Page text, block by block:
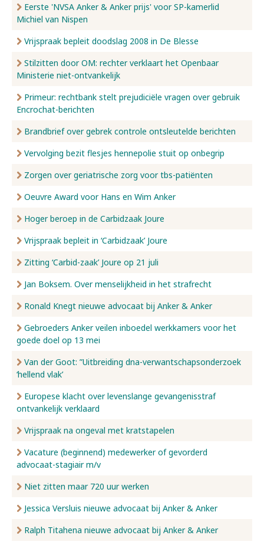
Eerste 'NVSA Anker & Anker prijs' voor SP-kamerlid
Michiel van Nispen
Vrijspraak bepleit doodslag 2008 in De Blesse
Stilzitten door OM: rechter verklaart het Openbaar
Ministerie niet-ontvankelijk
Primeur: rechtbank stelt prejudiciële vragen over gebruik
Encrochat-berichten
Brandbrief over gebrek controle ontsleutelde berichten
Vervolging bezit flesjes hennepolie stuit op onbegrip
Zorgen over geriatrische zorg voor tbs-patiënten
Oeuvre Award voor Hans en Wim Anker
Hoger beroep in de Carbidzaak Joure
Vrijspraak bepleit in ‘Carbidzaak’ Joure
Zitting ‘Carbid-zaak’ Joure op 21 juli
Jan Boksem. Over menselijkheid in het strafrecht
Ronald Knegt nieuwe advocaat bij Anker & Anker
Gebroeders Anker veilen inboedel werkkamers voor het
goede doel op 13 mei
Van der Goot: ”Uitbreiding dna-verwantschapsonderzoek
‘hellend vlak’
Europese klacht over levenslange gevangenisstraf
ontvankelijk verklaard
Vrijspraak na ongeval met kratstapelen
Vacature (beginnend) medewerker of gevorderd
advocaat-stagiair m/v
Niet zitten maar 720 uur werken
Jessica Versluis nieuwe advocaat bij Anker & Anker
Ralph Titahena nieuwe advocaat bij Anker & Anker